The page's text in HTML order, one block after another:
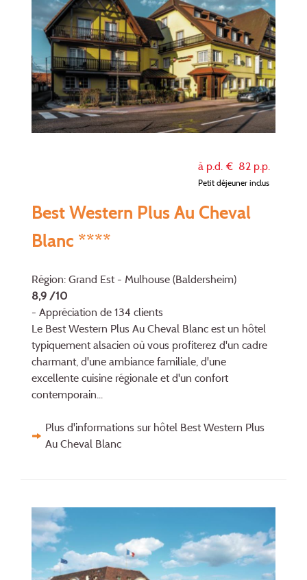
à p.d. € 82 p.p.
Petit déjeuner inclus
Best Western Plus Au Cheval
Blanc ****
Région: Grand Est - Mulhouse (Baldersheim)
8,9 /10
- Appréciation de 134 clients
Le Best Western Plus Au Cheval Blanc est un hôtel
typiquement alsacien où vous profiterez d'un cadre
charmant, d'une ambiance familiale, d'une
excellente cuisine régionale et d'un confort
contemporain...
Plus d'informations sur hôtel Best Western Plus
Au Cheval Blanc